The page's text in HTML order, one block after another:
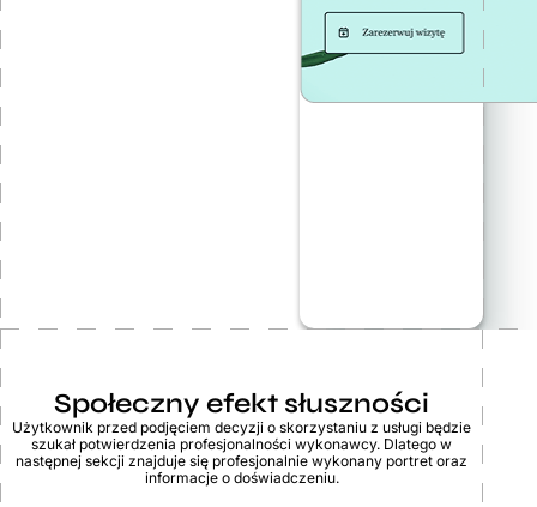
Społeczny efekt słuszności
Użytkownik przed podjęciem decyzji o skorzystaniu z usługi będzie
szukał potwierdzenia profesjonalności wykonawcy. Dlatego w
następnej sekcji znajduje się profesjonalnie wykonany portret oraz
informacje o doświadczeniu.